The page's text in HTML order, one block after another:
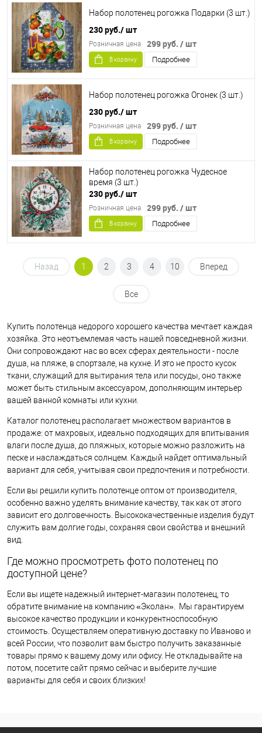
Набор полотенец рогожка Подарки (3 шт.)
230 руб./ шт
299 руб. / шт
Розничная цена
В корзину Подробнее
Набор полотенец рогожка Огонек (3 шт.)
230 руб./ шт
299 руб. / шт
Розничная цена
В корзину Подробнее
Набор полотенец рогожка Чудесное
время (3 шт.)
230 руб./ шт
299 руб. / шт
Розничная цена
В корзину Подробнее
Назад 1 2 3 4 10 Вперед
Все
Купить полотенца недорого хорошего качества мечтает каждая
хозяйка. Это неотъемлемая часть нашей повседневной жизни.
Они сопровождают нас во всех сферах деятельности - после
душа, на пляже, в спортзале, на кухне. И это не просто кусок
ткани, служащий для вытирания тела или посуды, оно также
может быть стильным аксессуаром, дополняющим интерьер
вашей ванной комнаты или кухни.
Каталог полотенец располагает множеством вариантов в
продаже: от махровых, идеально подходящих для впитывания
влаги после душа, до пляжных, которые можно разложить на
песке и наслаждаться солнцем. Каждый найдет оптимальный
вариант для себя, учитывая свои предпочтения и потребности.
Если вы решили купить полотенце оптом от производителя,
особенно важно уделять внимание качеству, так как от этого
зависит его долговечность. Высококачественные изделия будут
служить вам долгие годы, сохраняя свои свойства и внешний
вид.
Где можно просмотреть фото полотенец по
доступной цене?
Если вы ищете надежный интернет-магазин полотенец, то
обратите внимание на компанию «Эколан». Мы гарантируем
высокое качество продукции и конкурентноспособную
стоимость. Осуществляем оперативную доставку по Иваново и
всей России, что позволит вам быстро получить заказанные
товары прямо к вашему дому или офису. Не откладывайте на
потом, посетите сайт прямо сейчас и выберите лучшие
варианты для себя и своих близких!